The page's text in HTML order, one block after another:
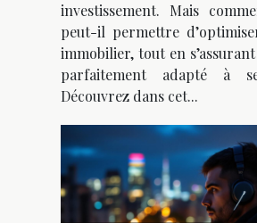
investissement. Mais
peut-il permettre
immobilier, tout en
parfaitement adapté à
Découvrez dans cet...